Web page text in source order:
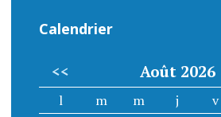
Calendrier
<< Août 2026
l m m j v